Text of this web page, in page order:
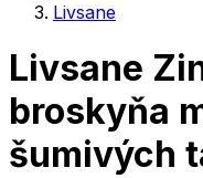
Livsane
Livsane
broskyňa
šumivých